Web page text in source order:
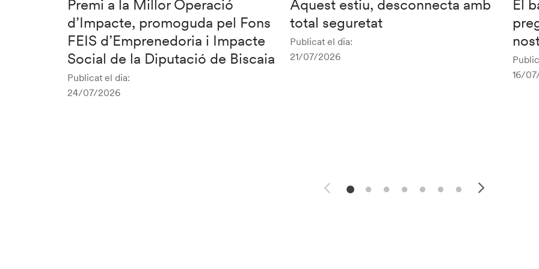
Premi a la Millor Operació
d’Impacte, promoguda pel Fons
FEIS d’Emprenedoria i Impacte
Social de la Diputació de Biscaia
Publicat el dia:
24/07/2026
Aquest estiu, desconnecta amb
total seguretat
Publicat el dia:
21/07/2026
El
16/